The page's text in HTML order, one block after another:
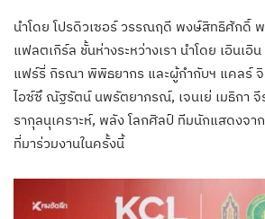
นำโดย โปรดิวเซอร์ วรรณฤดี พงษ์สิทธิศักดิ์
แฟลตเกิร์ล ชั้นห่างระหว่างเรา นำโดย เอินเอิ
แฟร์รี่ กิรณา พิพิธยากร และผู้กำกับฯ แคลร์
ไอซ์ซึ ณัฐรัตน์ นพรัตยาภรณ์, เจนเย่ เมธิกา จี
รากุลนุเคราะห์, พลัง โลกศิลป์ ทีมนักแสดงจา
ที่มาร่วมงานในครั้งนี้